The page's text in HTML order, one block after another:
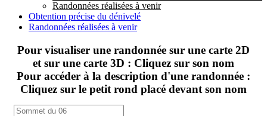
Randonnées réalisées à venir
Obtention précise du dénivelé
Randonnées réalisées à venir
Pour visualiser une randonnée sur une carte 2D
et sur une carte 3D : Cliquez sur son nom
Pour accéder à la description d'une randonnée :
Cliquez sur le petit rond placé devant son nom